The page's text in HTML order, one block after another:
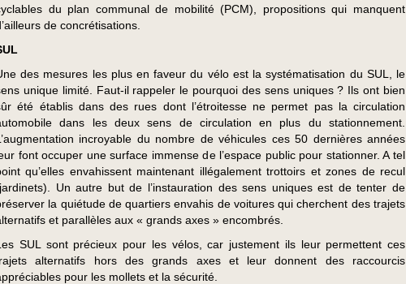
du plan communal de mobilité (PCM), propositions qui manquent
de concrétisations.
des mesures les plus en faveur du vélo est la systématisation du SUL, le
unique limité. Faut-il rappeler le pourquoi des sens uniques ? Ils ont bien
été établis dans des rues dont l’étroitesse ne permet pas la circulation
dans les deux sens de circulation en plus du stationnement.
incroyable du nombre de véhicules ces 50 dernières années
font occuper une surface immense de l’espace public pour stationner. A tel
qu’elles envahissent maintenant illégalement trottoirs et zones de recul
Un autre but de l’instauration des sens uniques est de tenter de
la quiétude de quartiers envahis de voitures qui cherchent des trajets
et parallèles aux « grands axes » encombrés.
SUL sont précieux pour les vélos, car justement ils leur permettent ces
alternatifs hors des grands axes et leur donnent des raccourcis
pour les mollets et la sécurité.